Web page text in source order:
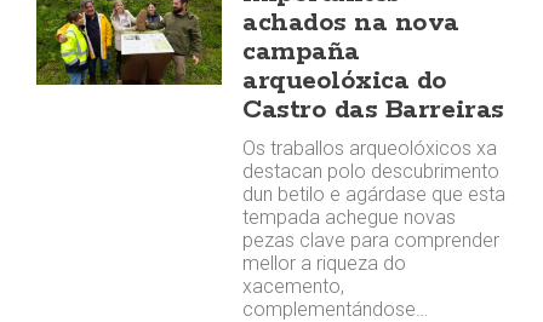
achados na nova
campaña
arqueolóxica do
Castro das Barreiras
Os traballos arqueolóxicos xa
destacan polo descubrimento
dun betilo e agárdase que esta
tempada achegue novas
pezas clave para comprender
mellor a riqueza do
xacemento,
complementándose…